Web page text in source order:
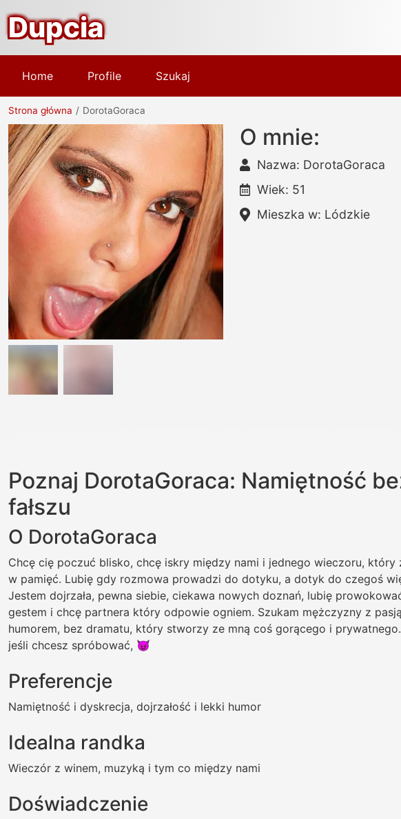
Dupcia
Home Profile Szukaj
Strona główna DorotaGoraca
O mnie:
Nazwa: DorotaGoraca
Wiek: 51
Mieszka w: Lódzkie
Poznaj DorotaGoraca: Namiętność
fałszu
O DorotaGoraca
Chcę cię poczuć blisko, chcę iskry między nami i jednego wieczoru, który
w pamięć. Lubię gdy rozmowa prowadzi do dotyku, a dotyk do czegoś
Jestem dojrzała, pewna siebie, ciekawa nowych doznań, lubię
gestem i chcę partnera który odpowie ogniem. Szukam mężczyzny z
humorem, bez dramatu, który stworzy ze mną coś gorącego i
jeśli chcesz spróbować, 😈
Preferencje
Namiętność i dyskrecja, dojrzałość i lekki humor
Idealna randka
Wieczór z winem, muzyką i tym co między nami
Doświadczenie